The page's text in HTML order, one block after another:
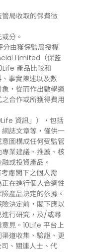
局收取的保費徵
分。
分由獲保監局授權
Limited（保監
產品比較和
事實陳述以及數
，從而作出數學運
合作或所獲得費用
資訊」），包括
誌文章等，僅供一
圖構成任何受監管
業建議、推薦、核
或投資產品。
慮閣下之個人需
在進行個人合適性
產品決定的依據。
決定前，閣下應以
行研究，及/或尋
見。10Life 平台上
道收集、驗證、更
、關連人士、代